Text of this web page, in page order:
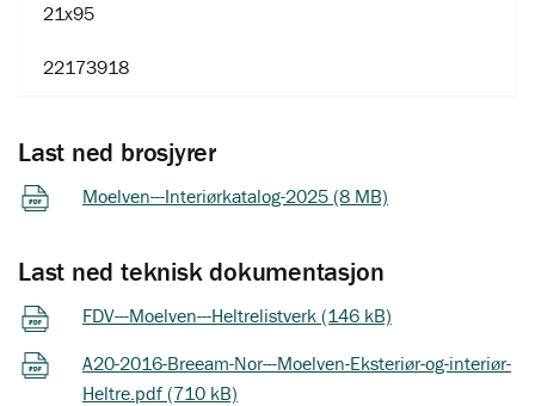
21x95
22173918
Last ned brosjyrer
Moelven---Interiørkatalog-2025 (8 MB)
Last ned teknisk dokumentasjon
FDV---Moelven---Heltrelistverk (146 kB)
A20-2016-Breeam-Nor---Moelven-Eksteriør-og-interiør-
Heltre.pdf (710 kB)